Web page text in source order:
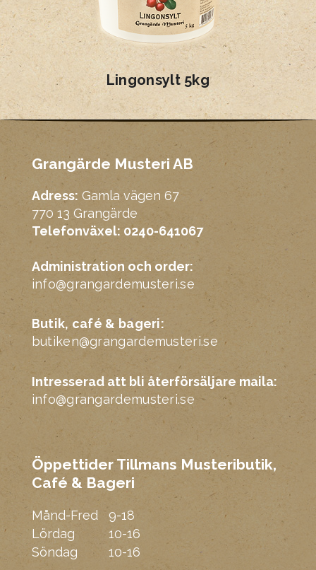
Lingonsylt 5kg
Grangärde Musteri AB
Adress: Gamla vägen 67
770 13 Grangärde
Telefonväxel: 0240-641067
Administration och order:
info@grangardemusteri.se
Butik, café & bageri:
butiken@grangardemusteri.se
Intresserad att bli återförsäljare maila:
info@grangardemusteri.se
Öppettider Tillmans Musteributik,
Café & Bageri
Månd-Fred
Lördag
Söndag
9-18
10-16
10-16